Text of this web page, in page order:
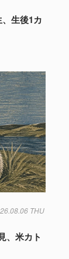
生後1カ
THU
、米カト